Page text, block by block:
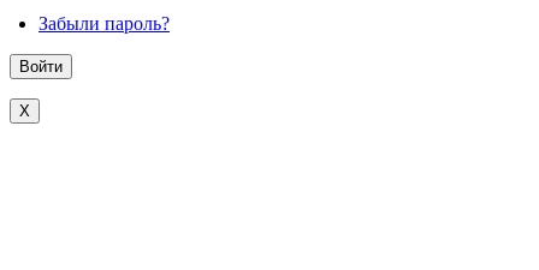
Забыли пароль?
X